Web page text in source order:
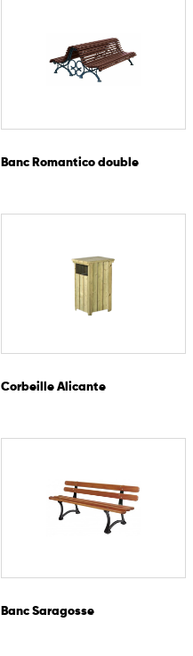
Banc Romantico double
Corbeille Alicante
Banc Saragosse